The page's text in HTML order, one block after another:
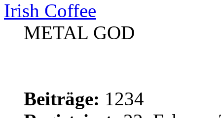
Irish Coffee
METAL GOD
Beiträge: 1234